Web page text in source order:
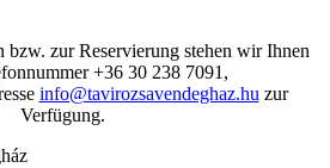
zur Reservierung stehen wir Ihnen
+36 30 238 7091,
info@tavirozsavendeghaz.hu zur
Verfügung.